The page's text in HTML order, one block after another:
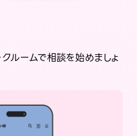
ルームで相談を始めましょ